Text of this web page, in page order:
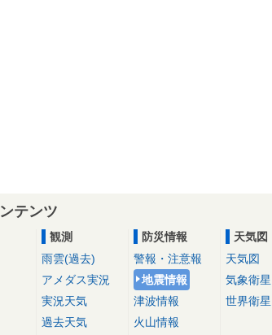
テンツ
観測
雨雲(過去)
アメダス実況
実況天気
過去天気
防災情報
警報・注意報
地震情報
津波情報
火山情報
天気図
天気図
気象衛星
世界衛星